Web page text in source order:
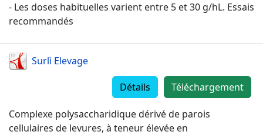
- Les doses habituelles varient entre 5 et 30 g/hL. Essais
recommandés
Surlì Elevage
Téléchargement
Détails
Complexe polysaccharidique dérivé de parois
cellulaires de levures, à teneur élevée en